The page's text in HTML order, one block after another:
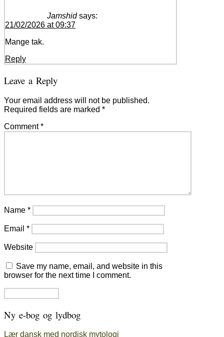
Jamshid says:
21/02/2026 at 09:37
Mange tak.
Reply
Leave a Reply
Your email address will not be published.
Required fields are marked *
Comment*
Name *
Email *
Website
Save my name, email, and website in this
browser for the next time I comment.
Ny e-bog og lydbog
Lær dansk med nordisk mytologi